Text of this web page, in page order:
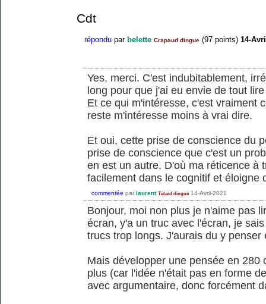
Cdt
répondu par belette Crapaud dingue (97 points) 14-
Yes, merci. C'est indubitablement,
long pour que j'ai eu envie de tout
Et ce qui m'intéresse, c'est vraiment
reste m'intéresse moins à vrai dire.
Et oui, cette prise de conscience du
prise de conscience que c'est un
en est un autre. D'où ma réticence à
facilement dans le cognitif et éloigne
commentée par laurent Tétard dingue 14-Avril-2021
Bonjour, moi non plus je n'aime pas
écran, y'a un truc avec l'écran, je
trucs trop longs. J'aurais du y
Mais développer une pensée en
plus (car l'idée n'était pas en forme
avec argumentaire, donc forcément